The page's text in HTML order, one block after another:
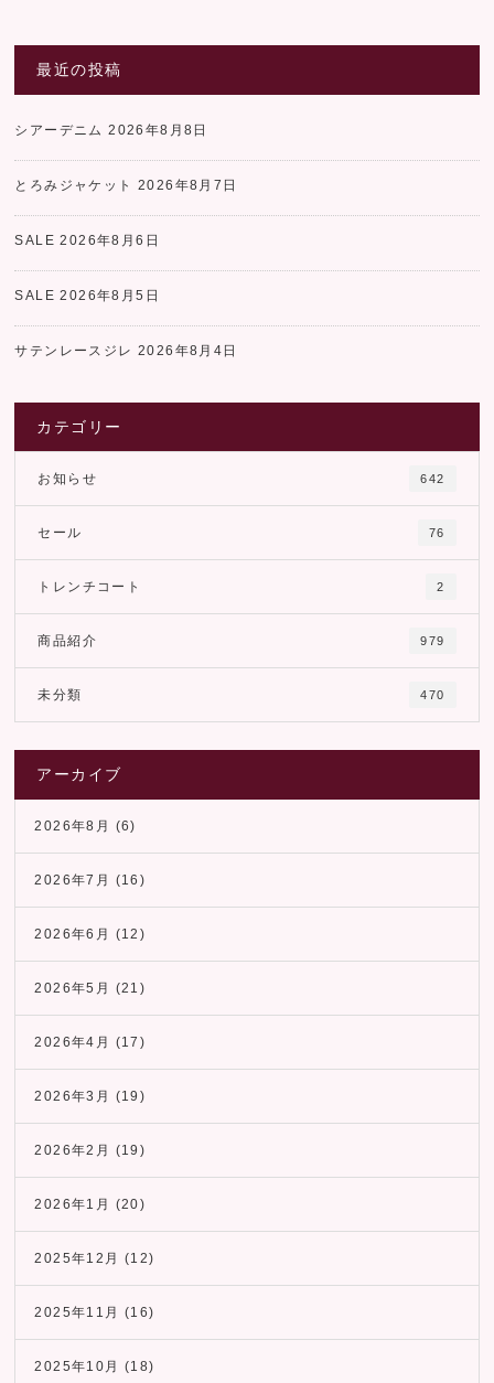
最近の投稿
シアーデニム 2026年8月8日
とろみジャケット 2026年8月7日
SALE 2026年8月6日
SALE 2026年8月5日
サテンレースジレ 2026年8月4日
カテゴリー
お知らせ 642
セール 76
トレンチコート 2
商品紹介 979
未分類 470
アーカイブ
2026年8月 (6)
2026年7月 (16)
2026年6月 (12)
2026年5月 (21)
2026年4月 (17)
2026年3月 (19)
2026年2月 (19)
2026年1月 (20)
2025年12月 (12)
2025年11月 (16)
2025年10月 (18)